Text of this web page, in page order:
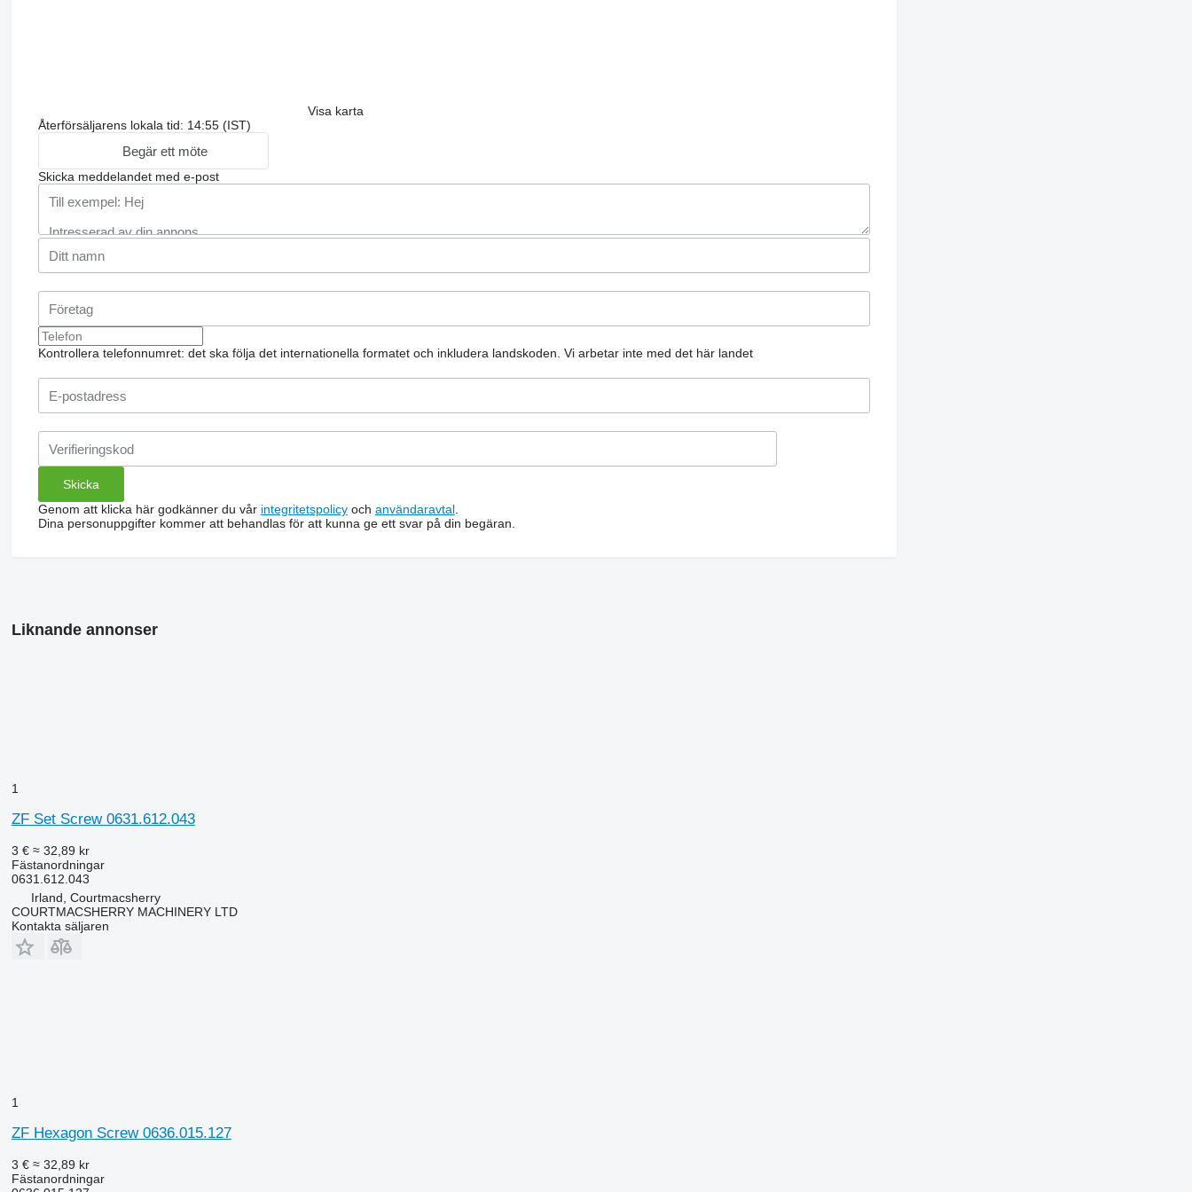
Visa karta
Återförsäljarens lokala tid: 14:55 (IST)
Begär ett möte
Skicka meddelandet med e-post
Kontrollera telefonnumret: det ska följa det internationella formatet och inkludera landskoden. Vi arbetar inte med det här landet
Genom att klicka här godkänner du vår integritetspolicyoch användaravtal.
Dina personuppgifter kommer att behandlas för att kunna ge ett svar på din begäran.
Liknande annonser
1
ZF Set Screw 0631.612.043
3 € ≈ 32,89 kr
Fästanordningar
0631.612.043
Irland, Courtmacsherry
COURTMACSHERRY MACHINERY LTD
Kontakta säljaren
1
ZF Hexagon Screw 0636.015.127
3 € ≈ 32,89 kr
Fästanordningar